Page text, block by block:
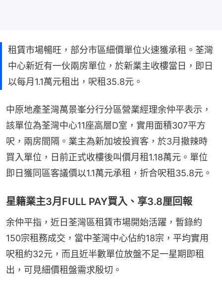
租賃市場暢旺，部分市區細價單位火速獲承租。荃灣
中心新近有一伙兩房單位，於新業主收樓當日，即日
以每月1.1萬元租出，呎租35.8元。
中原地產荃灣萬景峯分行分區營業經理余仲平表示，
該單位為荃灣中心11座高層D室，實用面積307平方
呎，兩房間隔。業主為新加坡投資客，於3月撤辣時
買入單位，日前正式收樓後叫價月租1.18萬元。單位
即日獲同區客議價以1.1萬元承租，折合呎租35.8元。
星籍業主3月FULL PAY買入、享3.8厘回報
余仲平指，近日荃灣區租賃市場開始活躍，暫錄約
150宗租務成交，當中荃灣中心佔約18宗，平均實用
呎租約32元，而且近半數單位放盤不足一星期即租
出，可見細價租盤需求殷切。